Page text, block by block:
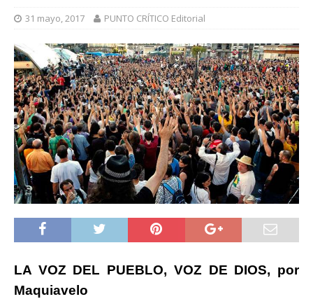
31 mayo, 2017 PUNTO CRÍTICO Editorial
LA VOZ DEL PUEBLO, VOZ DE DIOS, por
Maquiavelo